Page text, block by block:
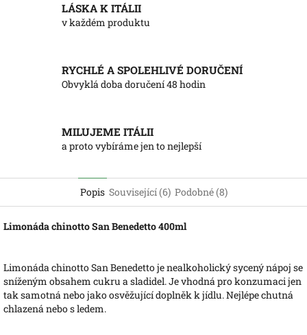
LÁSKA K ITÁLII
v každém produktu
RYCHLÉ A SPOLEHLIVÉ DORUČENÍ
Obvyklá doba doručení 48 hodin
MILUJEME ITÁLII
a proto vybíráme jen to nejlepší
Popis Související (6) Podobné (8)
Limonáda chinotto San Benedetto 400ml
Limonáda chinotto San Benedetto je nealkoholický sycený nápoj se
sníženým obsahem cukru a sladidel. Je vhodná pro konzumaci jen
tak samotná nebo jako osvěžující doplněk k jídlu. Nejlépe chutná
chlazená nebo s ledem.